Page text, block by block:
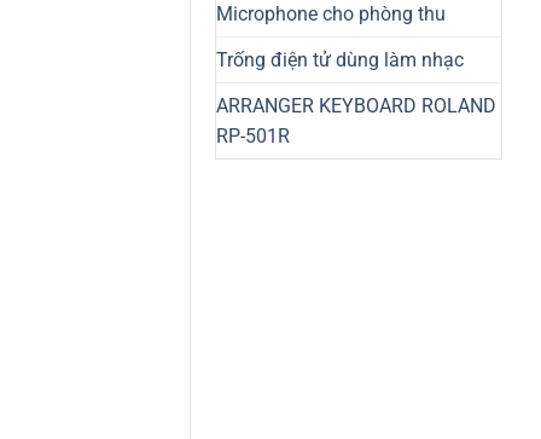
Microphone cho phòng thu
Trống điện tử dùng làm nhạc
ARRANGER KEYBOARD ROLAND
RP-501R